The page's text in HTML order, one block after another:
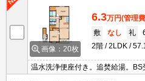
画像：20枚
6.3万円(管理
敷
なし 礼
2階
2LDK
温水洗浄便座付き。追焚給湯。BS
乾燥機付。追い焚き機能付きバス